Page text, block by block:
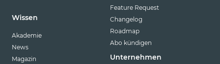
Wissen
Akademie
News
Magazin
Feature Request
Changelog
Roadmap
Abo kündigen
Unternehmen